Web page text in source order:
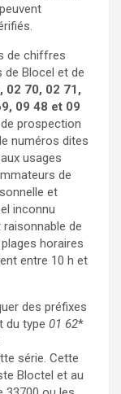
de chiffres
de Blocel et de
02 70, 02 71,
09 48 et 09
prospection
numéros dites
usages
de
et
inconnu
de
horaires
entre 10 h et
des préfixes
du type 01 62*
série. Cette
Bloctel et au